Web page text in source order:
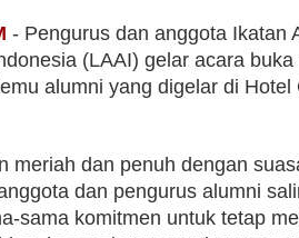
- Pengurus dan anggota Ikatan
(LAAI) gelar acara
alumni yang digelar di Hotel
meriah dan penuh dengan
dan pengurus alumni
sama komitmen untuk tetap